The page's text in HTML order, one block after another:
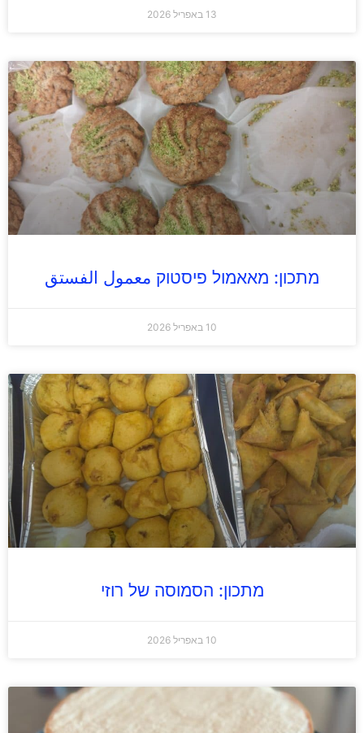
13 באפריל 2026
מתכון: מאאמול פיסטוק معمول الفستق
10 באפריל 2026
מתכון: הסמוסה של רוזי
10 באפריל 2026